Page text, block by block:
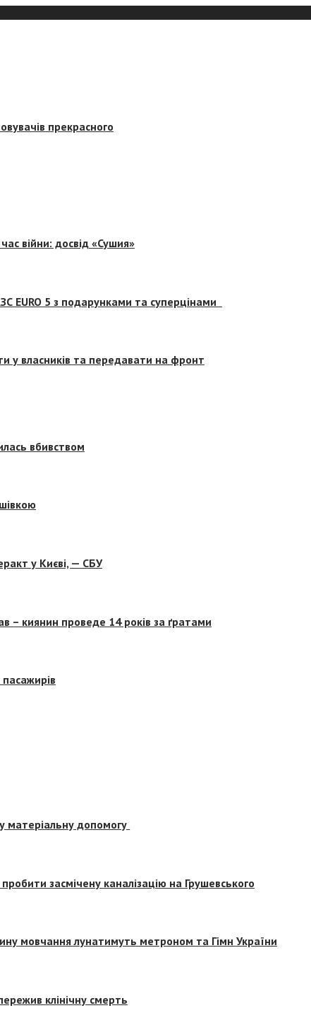
прекрасного
війни: досвід «Сушия»
EURO 5 з подарунками та суперцінами
у власників та передавати на фронт
вбивством
у Києві, — СБУ
– киянин проведе 14 років за ґратами
допомогу
засмічену каналізацію на Грушевського
мовчання лунатимуть метроном та Гімн України
клінічну смерть